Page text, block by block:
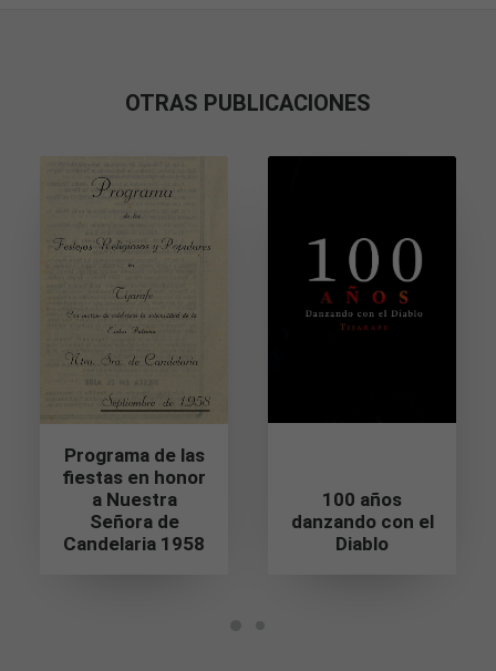
OTRAS PUBLICACIONES
Programa de las
fiestas en honor
a Nuestra
Señora de
Candelaria 1958
100 años
danzando con el
Diablo
necesarias
funcione la
web.
podamos
de la web, en
base a cómo
se usa la